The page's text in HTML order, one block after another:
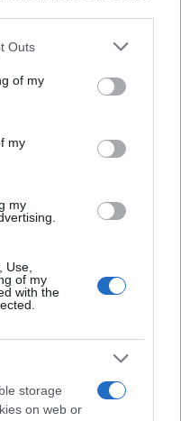
one or more Google
You may click to
its third-party tags to
in below Google
Outs
of my
my
my
Use,
of my
with the
storage
on web or
στην
τις επόμενες
αρχείο χωρίς
έρευνες τον
με την
να ανοίξει ξανά ο
εξάλλου είχε